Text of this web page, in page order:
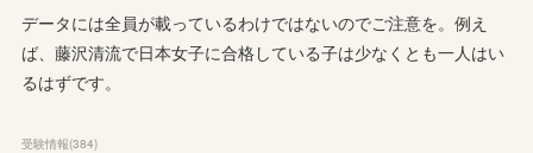
データには全員が載っているわけではないのでご注意を。例え
ば、藤沢清流で日本女子に合格している子は少なくとも一人はい
るはずです。
受験情報(384)